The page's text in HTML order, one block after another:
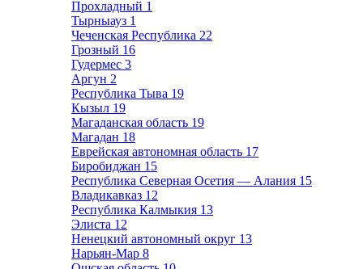
Прохладный 1
Тырныауз 1
Чеченская Республика 22
Грозный 16
Гудермес 3
Аргун 2
Республика Тыва 19
Кызыл 19
Магаданская область 19
Магадан 18
Еврейская автономная область 17
Биробиджан 15
Республика Северная Осетия — Алания 15
Владикавказ 12
Республика Калмыкия 13
Элиста 12
Ненецкий автономный округ 13
Нарьян-Мар 8